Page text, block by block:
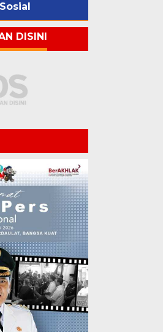
Sosial
DISINI